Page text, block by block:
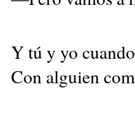
Y tú y yo
Con alguien